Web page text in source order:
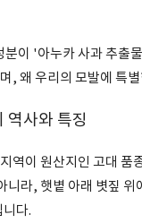
분이 '아누카 사과 추출
, 왜 우리의 모발에 특
사와 특징
역이 원산지인 고대
니라, 햇볕 아래 볏짚
다.